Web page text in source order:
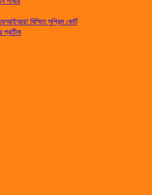
বিস্মিত সুপ্রিম কোর্ট
প্রতীক